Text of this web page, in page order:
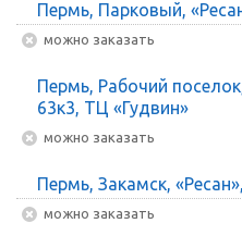
Пермь, Парковый,
Можно заказать
Пермь, Рабочий
63к3, ТЦ «Гудвин»
Можно заказать
Пермь, Закамск,
Можно заказать